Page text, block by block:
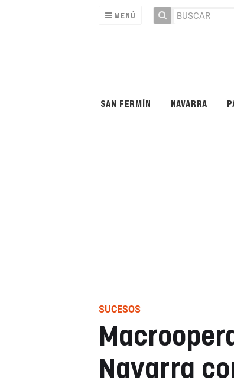
MENÚ
SAN FERMÍN NAVARRA
SUCESOS
Navarra